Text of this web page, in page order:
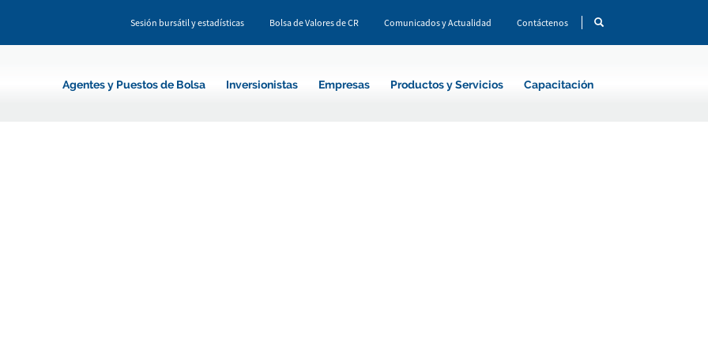
Sesión bursátil y estadísticas Bolsa de Valores de CR Comunicados y Actualidad Contáctenos
Agentes y Puestos de Bolsa Inversionistas Empresas Productos y Servicios Capacitación